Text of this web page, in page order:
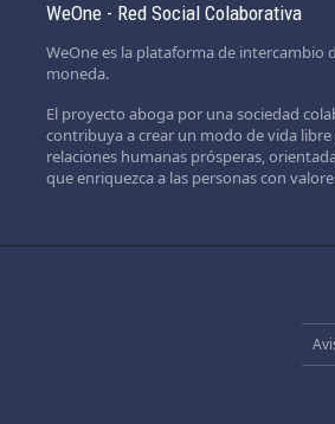
WeOne - Red Social Colaborativa
WeOne es la plataforma de intercambio
moneda.
El proyecto aboga por una sociedad
contribuya a crear un modo de vida libre
relaciones humanas prósperas,
que enriquezca a las personas con